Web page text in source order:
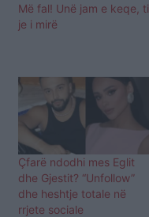
Më fal! Unë jam e keqe, ti
je i mirë
Çfarë ndodhi mes Eglit
dhe Gjestit? “Unfollow”
dhe heshtje totale në
rrjete sociale